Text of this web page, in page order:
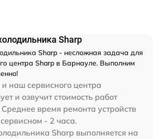
Sharp
Sharp - несложная задача для
центра Sharp в Барнауле. Выполним
наш сервисного центра
и озвучит стоимость работ
время ремонта устройств
- 2 часа.
Sharp выполняется на